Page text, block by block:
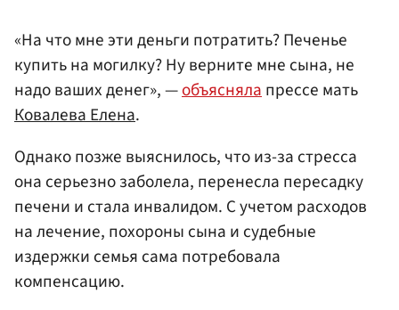
«На что мне эти деньги потратить? Печенье
купить на могилку? Ну верните мне сына, не
надо ваших денег», —объяснялапрессе мать
Ковалева Елена.
Однако позже выяснилось, что из-за стресса
она серьезно заболела, перенесла пересадку
печени и стала инвалидом. С учетом расходов
на лечение, похороны сына и судебные
издержки семья сама потребовала
компенсацию.